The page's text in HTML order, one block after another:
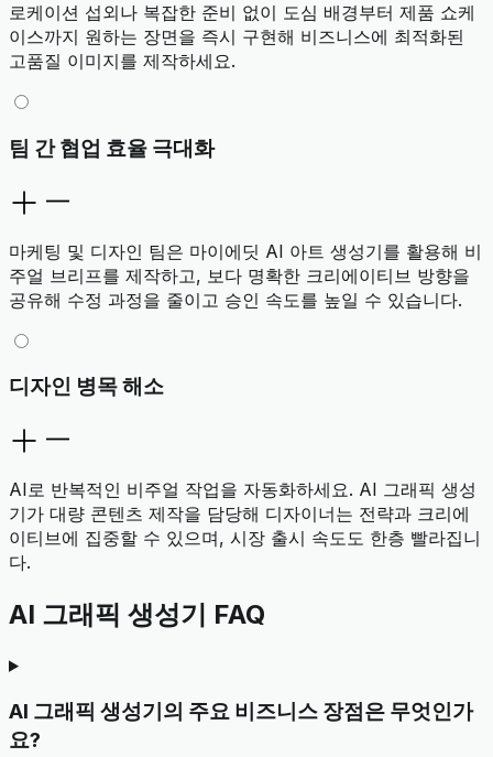
로케이션 섭외나 복잡한 준비 없이 도심 배경부터 제품 쇼케
이스까지 원하는 장면을 즉시 구현해 비즈니스에 최적화된
고품질 이미지를 제작하세요.
팀 간 협업 효율 극대화
마케팅 및 디자인 팀은 마이에딧 AI 아트 생성기를 활용해 비
주얼 브리프를 제작하고, 보다 명확한 크리에이티브 방향을
공유해 수정 과정을 줄이고 승인 속도를 높일 수 있습니다.
디자인 병목 해소
AI로 반복적인 비주얼 작업을 자동화하세요. AI 그래픽 생성
기가 대량 콘텐츠 제작을 담당해 디자이너는 전략과 크리에
이티브에 집중할 수 있으며, 시장 출시 속도도 한층 빨라집니
다.
AI 그래픽 생성기 FAQ
AI 그래픽 생성기의 주요 비즈니스 장점은 무엇인가
요?